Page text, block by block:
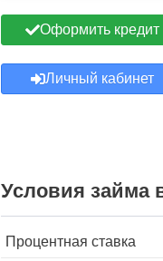
Оформить кредит
Личный кабинет
Условия займа
Процентная ставка